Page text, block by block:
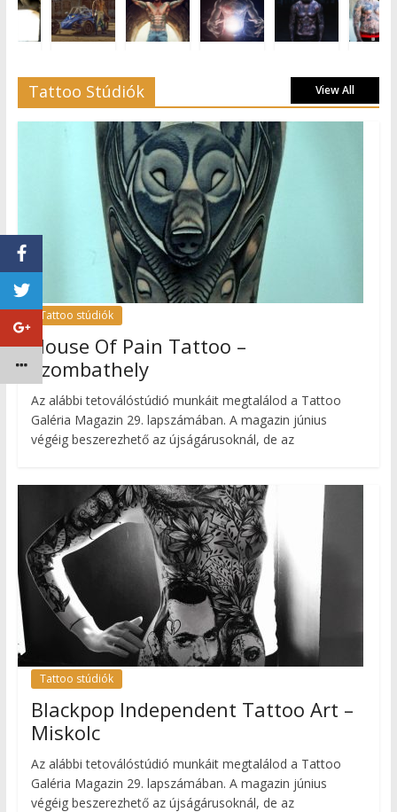
Tattoo Stúdiók View All
Tattoo stúdiók
House Of Pain Tattoo –
Szombathely
Az alábbi tetoválóstúdió munkáit megtalálod a Tattoo
Galéria Magazin 29. lapszámában. A magazin június
végéig beszerezhető az újságárusoknál, de az
Tattoo stúdiók
Blackpop Independent Tattoo Art –
Miskolc
Az alábbi tetoválóstúdió munkáit megtalálod a Tattoo
Galéria Magazin 29. lapszámában. A magazin június
végéig beszerezhető az újságárusoknál, de az